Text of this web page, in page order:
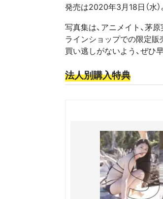
発売は2020年3月18日（水）
写真集は、アニメイト、茅
ラインショップでの限定販
買い逃しがないよう、ぜひ
法人別購入特典